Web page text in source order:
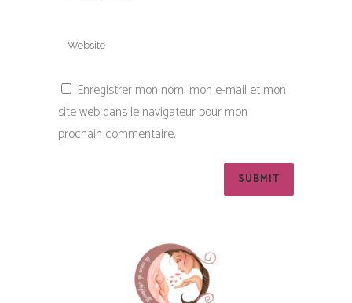
Enregistrer mon nom, mon e-mail et mon
site web dans le navigateur pour mon
prochain commentaire.